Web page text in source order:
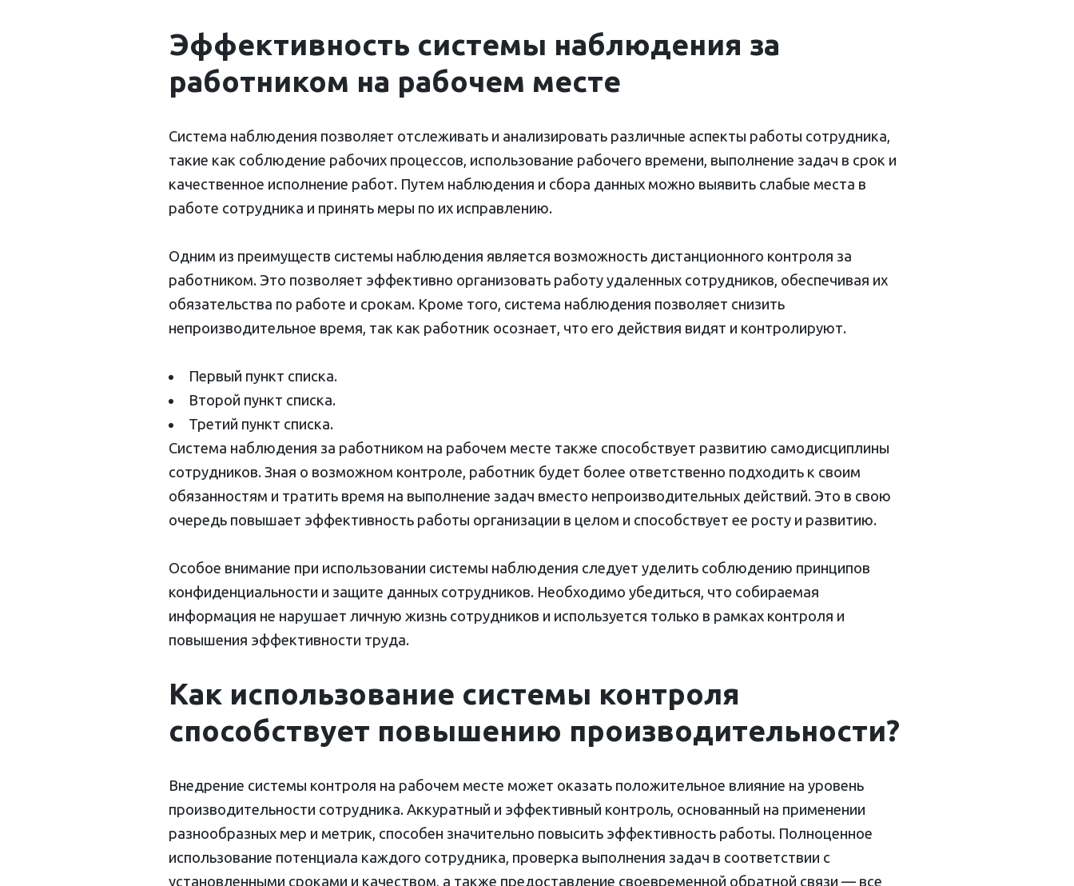
Эффективность системы наблюдения за
работником на рабочем месте
Система наблюдения позволяет отслеживать и анализировать различные аспекты работы сотрудника,
такие как соблюдение рабочих процессов, использование рабочего времени, выполнение задач в срок и
качественное исполнение работ. Путем наблюдения и сбора данных можно выявить слабые места в
работе сотрудника и принять меры по их исправлению.
Одним из преимуществ системы наблюдения является возможность дистанционного контроля за
работником. Это позволяет эффективно организовать работу удаленных сотрудников, обеспечивая их
обязательства по работе и срокам. Кроме того, система наблюдения позволяет снизить
непроизводительное время, так как работник осознает, что его действия видят и контролируют.
Первый пункт списка.
Второй пункт списка.
Третий пункт списка.
Система наблюдения за работником на рабочем месте также способствует развитию самодисциплины
сотрудников. Зная о возможном контроле, работник будет более ответственно подходить к своим
обязанностям и тратить время на выполнение задач вместо непроизводительных действий. Это в свою
очередь повышает эффективность работы организации в целом и способствует ее росту и развитию.
Особое внимание при использовании системы наблюдения следует уделить соблюдению принципов
конфиденциальности и защите данных сотрудников. Необходимо убедиться, что собираемая
информация не нарушает личную жизнь сотрудников и используется только в рамках контроля и
повышения эффективности труда.
Как использование системы контроля
способствует повышению производительности?
Внедрение системы контроля на рабочем месте может оказать положительное влияние на уровень
производительности сотрудника. Аккуратный и эффективный контроль, основанный на применении
разнообразных мер и метрик, способен значительно повысить эффективность работы. Полноценное
использование потенциала каждого сотрудника, проверка выполнения задач в соответствии с
установленными сроками и качеством, а также предоставление своевременной обратной связи — все